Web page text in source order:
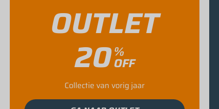
OUTLET
20%
OFF
Collectie van vorig jaar